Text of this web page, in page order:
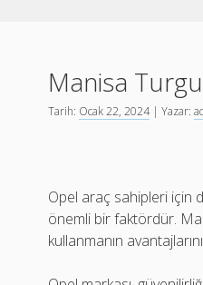
Manisa
Tarih: Ocak 22, 2024| Yazar:
Opel araç sahipleri için
önemli bir faktördür.
kullanmanın